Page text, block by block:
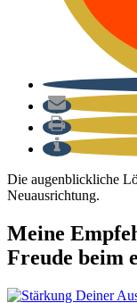
Die augenblickliche
Neuausrichtung.
Meine
Freude beim